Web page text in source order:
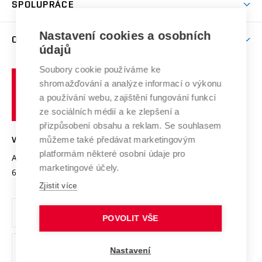
Brno
Celoživotní vzdělávání
E-přihláška
Závěrečné práce
Doktorské studium
Studium bez bariér
Podpora podnikání
Mezinárodní vědecká rada
Systém zajišťování kvality výzkumu
Výzkumné infrastruktury
Transfer znalostí
Open Science
Projekty
Projekty ze strukturálních fondů
Specifický výzkum
SPOLUPRÁCE
Firemní spolupráce
Zahraniční spolupráce
Spolupráce se školami
Služby univerzity
Mezinárodní dohody
Univerzitní sítě
O UNIVERZITĚ
Profil univerzity
Udržitelná univerzita
Podnikavá univerzita / ContriBUTe
Bezpečná univerzita
Vyznamenání
Organizační struktura
Ochrana osobních údajů
odkaz)
učení
technické
Brně
VYSOKÉ UČENÍ TECHNICKÉ V BRNĚ
Antonínská 548/1
602 00 Brno
www.vut.cz
vut@vutbr.cz
Nastavení cookies a osobních
údajů
Soubory cookie používáme ke
shromažďování a analýze informací o výkonu
a používání webu, zajištění fungování funkcí
ze sociálních médií a ke zlepšení a
přizpůsobení obsahu a reklam. Se souhlasem
můžeme také předávat marketingovým
platformám některé osobní údaje pro
marketingové účely.
Zjistit více
POVOLIT VŠE
Nastavení